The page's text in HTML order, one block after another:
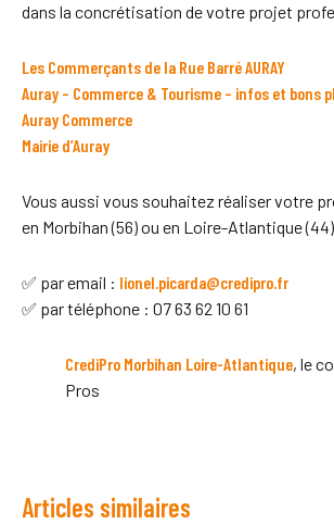
dans la concrétisation de votre projet
Les Commerçants de la Rue Barré AURAY
Auray – Commerce & Tourisme – infos et bons
Auray Commerce
Mairie d’Auray
Vous aussi vous souhaitez réaliser votre
en Morbihan (56) ou en Loire-Atlantique (44)
✅ par email : lionel.picarda@credipro.fr
✅ par téléphone : 07 63 62 10 61
CrediPro Morbihan Loire-Atlantique, le
Pros
Articles similaires